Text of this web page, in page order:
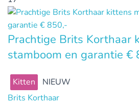
Prachtige Brits Korthaar
stamboom en garantie €
Kitten
NIEUW
Brits Korthaar